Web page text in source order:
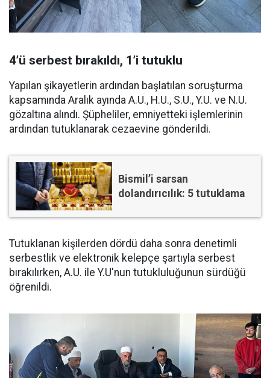
4’ü serbest bırakıldı, 1’i tutuklu
Yapılan şikayetlerin ardından başlatılan soruşturma
kapsamında Aralık ayında A.U., H.U., S.U., Y.U. ve N.U.
gözaltına alındı. Şüpheliler, emniyetteki işlemlerinin
ardından tutuklanarak cezaevine gönderildi.
Bismil’i sarsan
dolandırıcılık: 5 tutuklama
Tutuklanan kişilerden dördü daha sonra denetimli
serbestlik ve elektronik kelepçe şartıyla serbest
bırakılırken, A.U. ile Y.U'nun tutukluluğunun sürdüğü
öğrenildi.